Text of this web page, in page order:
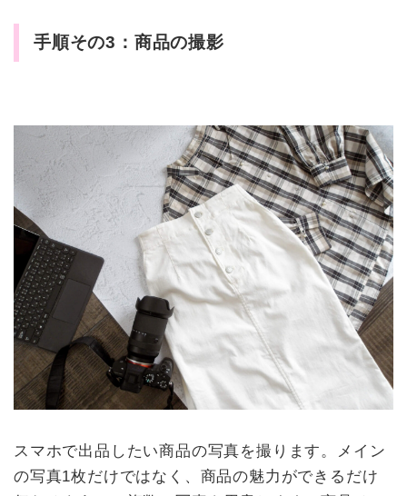
手順その3：商品の撮影
スマホで出品したい商品の写真を撮ります。メイン
の写真1枚だけではなく、商品の魅力ができるだけ